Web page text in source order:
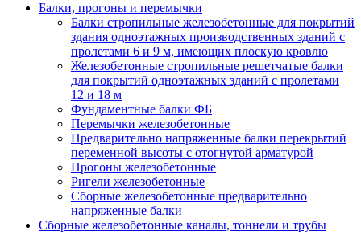
Балки, прогоны и перемычки
Балки стропильные железобетонные для покрытий
здания одноэтажных производственных зданий с
пролетами 6 и 9 м, имеющих плоскую кровлю
Железобетонные стропильные решетчатые балки
для покрытий одноэтажных зданий с пролетами
12 и 18 м
Фундаментные балки ФБ
Перемычки железобетонные
Предварительно напряженные балки перекрытий
переменной высоты с отогнутой арматурой
Прогоны железобетонные
Ригели железобетонные
Сборные железобетонные предварительно
напряженные балки
Сборные железобетонные каналы, тоннели и трубы